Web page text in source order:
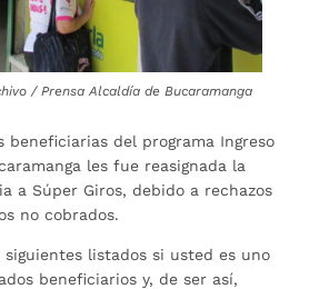
/ Prensa Alcaldía de Bucaramanga
beneficiarias del programa Ingreso
les fue reasignada la
a Súper Giros, debido a rechazos
no cobrados.
siguientes listados si usted es uno
beneficiarios y, de ser así,